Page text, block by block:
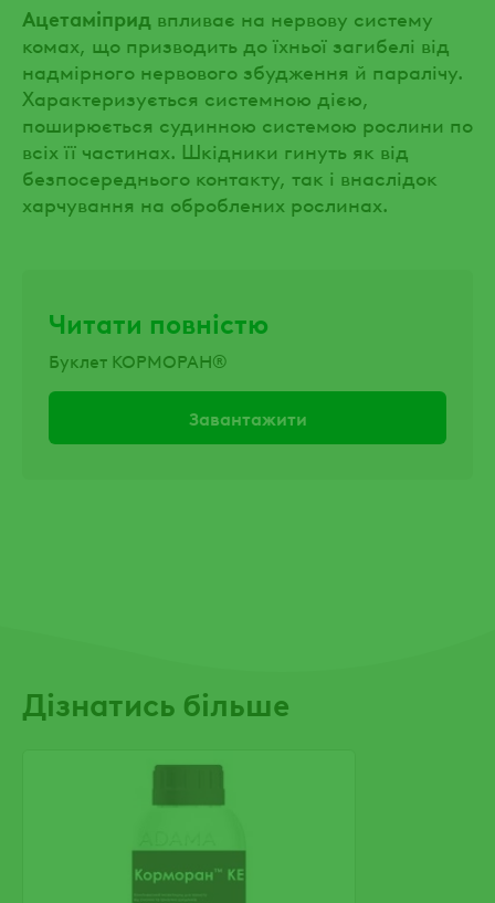
Ацетаміприд впливає на нервову систему
комах, що призводить до їхньої загибелі від
надмірного нервового збудження й паралічу.
Характеризується системною дією,
поширюється судинною системою рослини по
всіх її частинах. Шкідники гинуть як від
безпосереднього контакту, так і внаслідок
харчування на оброблених рослинах.
Читати повністю
Буклет КОРМОРАН®
Завантажити
Дізнатись більше